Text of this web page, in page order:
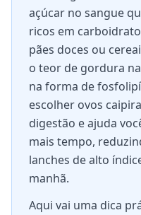
açúcar no sangue
ricos em
pães doces ou
o teor de gordura
na forma de
escolher ovos
digestão e ajuda
mais tempo,
lanches de alto
manhã.
Aqui vai uma dica